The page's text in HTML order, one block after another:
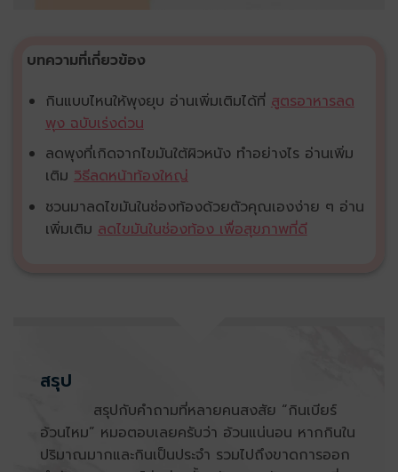
บทความที่เกี่ยวข้อง
กินแบบไหนให้พุงยุบ อ่านเพิ่มเติมได้ที่ สูตรอาหารลด
พุง ฉบับเร่งด่วน
ลดพุงที่เกิดจากไขมันใต้ผิวหนัง ทำอย่างไร อ่านเพิ่ม
เติม วิธีลดหน้าท้องใหญ่
ชวนมาลดไขมันในช่องท้องด้วยตัวคุณเองง่าย ๆ อ่าน
เพิ่มเติม ลดไขมันในช่องท้อง เพื่อสุขภาพที่ดี
สรุป
สรุปกับคำถามที่หลายคนสงสัย “กินเบียร์
อ้วนไหม” หมอตอบเลยครับว่า อ้วนแน่นอน หากกินใน
ปริมาณมากและกินเป็นประจำ รวมไปถึงขาดการออก